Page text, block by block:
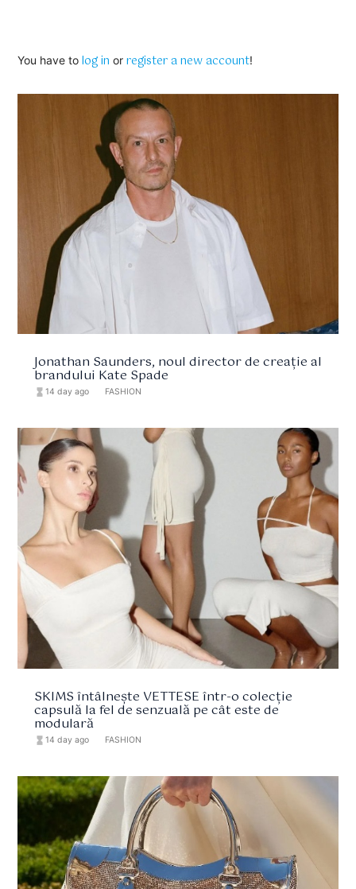
You have tolog in orregister a new account!
Jonathan Saunders, noul director de creație al
brandului Kate Spade
hourglass_full 14 day ago FASHION
SKIMS întâlnește VETTESE într-o colecție
capsulă la fel de senzuală pe cât este de
modulară
hourglass_full 14 day ago FASHION